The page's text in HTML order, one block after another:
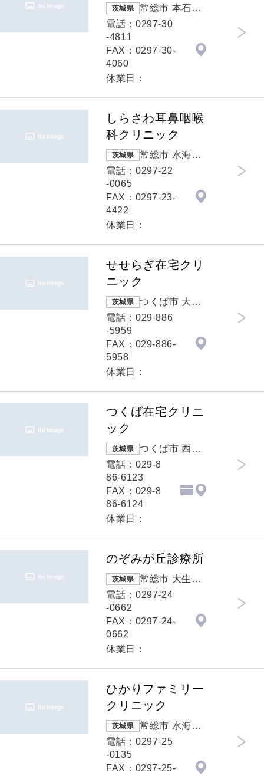
茨城県
常総市 本石下4
772-4
電話：0297-30
-4811
FAX：0297-30-
4060
休業日：
しらさわ耳鼻咽喉
科クリニック
茨城県
常総市 水海道
山田町1542番
電話：0297-22
-0065
FAX：0297-23-
4422
休業日：
せせらぎ在宅クリ
ニック
茨城県
つくば市 大角
豆2012番地72
電話：029-886
-5959
FAX：029-886-
5958
休業日：
つくば在宅クリニ
ック
茨城県
つくば市 西大
沼６３７番地
５
電話：029-8
86-6123
FAX：029-8
86-6124
休業日：
のぞみが丘診療所
茨城県
常総市 大生郷
町3142
電話：0297-24
-0662
FAX：0297-24-
0662
休業日：
ひかりファミリー
クリニック
茨城県
常総市 水海道
山田町4555番
電話：0297-25
-0135
FAX：0297-25-